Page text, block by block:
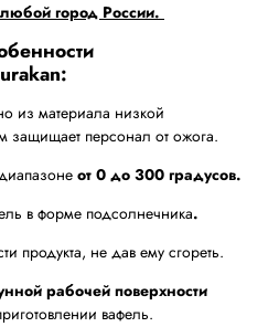
город России.
из материала низкой
защищает персонал от ожога.
от 0 до 300 градусов.
в форме подсолнечника.
продукта, не дав ему сгореть.
рабочей поверхности
вафель.